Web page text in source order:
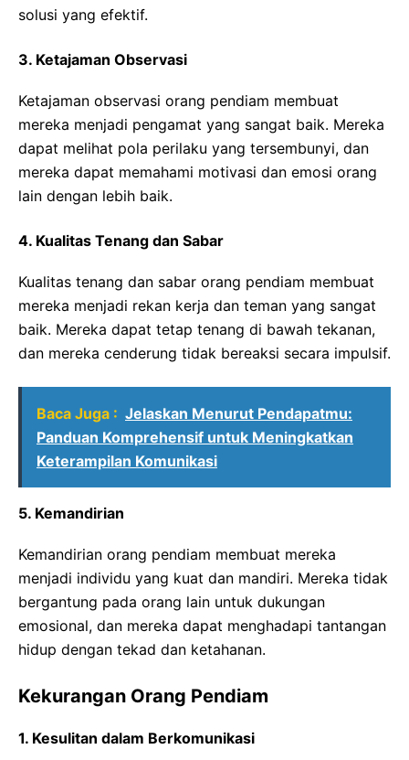
solusi yang efektif.
3. Ketajaman Observasi
Ketajaman observasi orang pendiam membuat
mereka menjadi pengamat yang sangat baik. Mereka
dapat melihat pola perilaku yang tersembunyi, dan
mereka dapat memahami motivasi dan emosi orang
lain dengan lebih baik.
4. Kualitas Tenang dan Sabar
Kualitas tenang dan sabar orang pendiam membuat
mereka menjadi rekan kerja dan teman yang sangat
baik. Mereka dapat tetap tenang di bawah tekanan,
dan mereka cenderung tidak bereaksi secara impulsif.
Baca Juga : Jelaskan Menurut Pendapatmu:
Panduan Komprehensif untuk Meningkatkan
Keterampilan Komunikasi
5. Kemandirian
Kemandirian orang pendiam membuat mereka
menjadi individu yang kuat dan mandiri. Mereka tidak
bergantung pada orang lain untuk dukungan
emosional, dan mereka dapat menghadapi tantangan
hidup dengan tekad dan ketahanan.
Kekurangan Orang Pendiam
1. Kesulitan dalam Berkomunikasi